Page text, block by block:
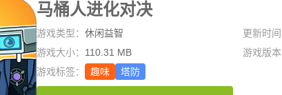
马桶人进化对决
游戏类型： 休闲益智 更新时间
游戏大小： 110.31 MB 游戏版本
游戏标签：
趣味 塔防